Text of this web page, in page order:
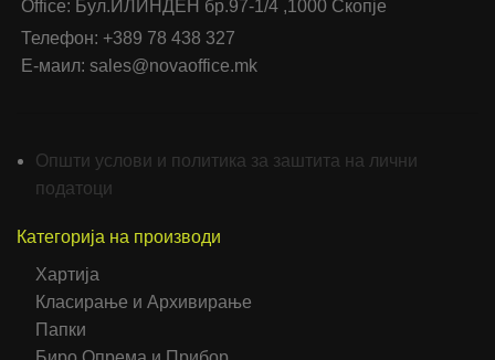
Office: Бул.ИЛИНДЕН бр.97-1/4 ,1000 Скопје
Телефон: +389 78 438 327
Е-маил: sales@novaoffice.mk
Општи услови и политика за заштита на лични
податоци
Категорија на производи
Хартија
Класирање и Архивирање
Папки